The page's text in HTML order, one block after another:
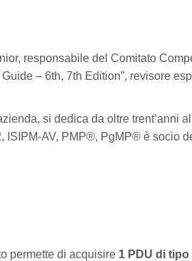
responsabile del Comitato
– 6th, 7th Edition”, revisore
si dedica da oltre trent’anni
ISIPM-AV, PMP®, PgMP® è socio
permette di acquisire 1 PDU di